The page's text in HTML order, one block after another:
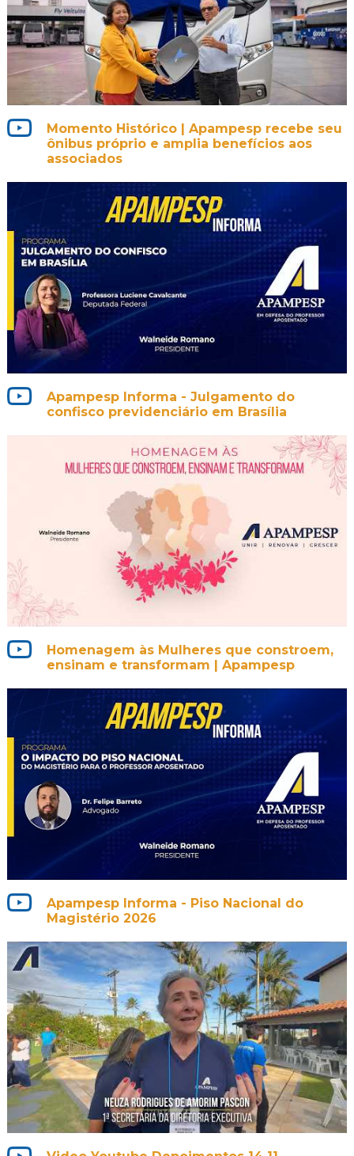
Momento Histórico | Apampesp recebe seu
ônibus próprio e amplia benefícios aos
associados
Apampesp Informa - Julgamento do
confisco previdenciário em Brasília
Homenagem às Mulheres que constroem,
ensinam e transformam | Apampesp
Apampesp Informa - Piso Nacional do
Magistério 2026